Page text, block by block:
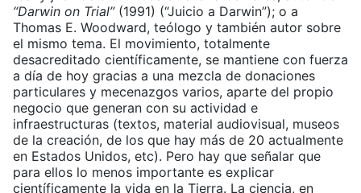
“Darwin on Trial”(1991) (“Juicio a Darwin”); o a
Thomas E. Woodward, teólogo y también autor sobre
el mismo tema. El movimiento, totalmente
desacreditado científicamente, se mantiene con fuerza
a día de hoy gracias a una mezcla de donaciones
particulares y mecenazgos varios, aparte del propio
negocio que generan con su actividad e
infraestructuras (textos, material audiovisual, museos
de la creación, de los que hay más de 20 actualmente
en Estados Unidos, etc). Pero hay que señalar que
para ellos lo menos importante es explicar
científicamente la vida en la Tierra. La ciencia, en